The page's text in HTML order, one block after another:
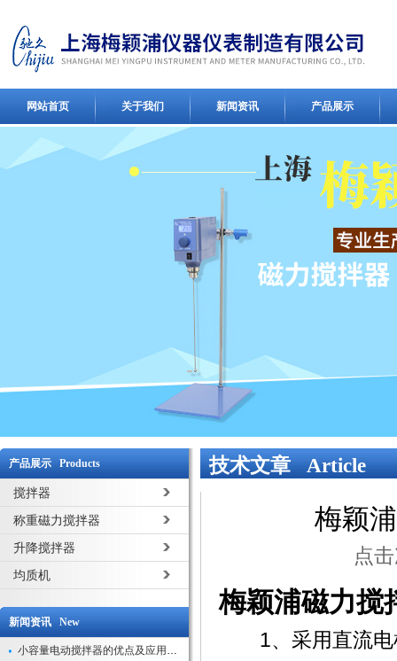
网站首页 关于我们 新闻资讯 产品展示
产品展示 Products
搅拌器
称重磁力搅拌器
升降搅拌器
均质机
新闻资讯 New
小容量电动搅拌器的优点及应用解析
技术文章 Article
梅颖
点
梅颖浦磁力搅
1、采用直流电